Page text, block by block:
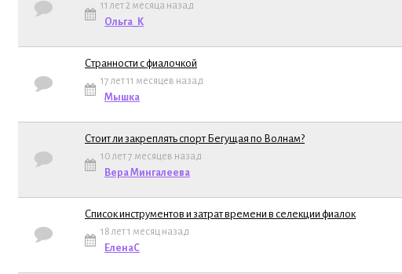
Обычная тема11 лет 2 месяца назад
Ольга_К
Обычная тема
Странности с фиалочкой
17 лет 11 месяцев назад
Мышка
Обычная тема
Стоит ли закреплять спорт Бегущая по Волнам?
10 лет 7 месяцев назад
Вера Мингалеева
Обычная тема
Список инструментов и затрат времени в селекции фиалок
18 лет 1 месяц назад
ЕленаС